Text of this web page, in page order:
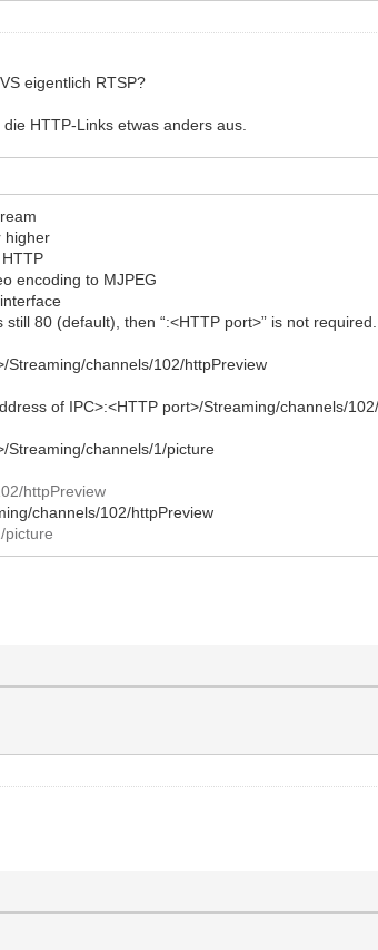
eigentlich RTSP?
HTTP-Links etwas anders aus.
higher
encoding to MJPEG
80 (default), then “:<HTTP port>” is not required.
Streaming/channels/102/httpPreview
of IPC>:<HTTP port>/Streaming/channels/
Streaming/channels/1/picture
httpPreview
channels/102/httpPreview
picture